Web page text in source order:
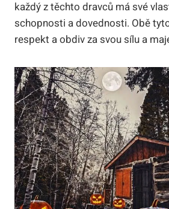
každý z těchto dravců má své
schopnosti a dovednosti. Obě
respekt a obdiv za svou sílu a